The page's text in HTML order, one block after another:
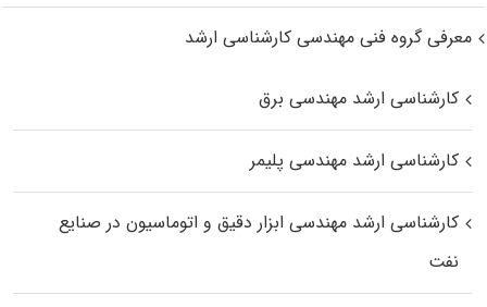
معرفی گروه فنی مهندسی کارشناسی ارشد
کارشناسی ارشد مهندسی برق
کارشناسی ارشد مهندسی پلیمر
کارشناسی ارشد مهندسی ابزار دقیق و اتوماسیون در صنایع
نفت